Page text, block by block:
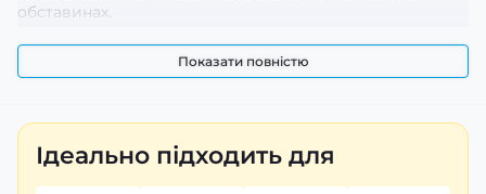
обставинах.
Мінeralне скло забезпечує стійкість до подряпин, а
класичний стиль робить цей аксесуар ідеальним для
своїй легкості (всього 53 г) ви можете
насолоджуватися комфортом у використанні.
Casio – японський бренд, відомий своєю репутацією і
Показати повністю
Ідеально підходить для